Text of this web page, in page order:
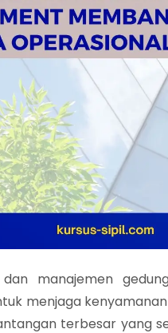
manajemen
menjaga
terbesar yang